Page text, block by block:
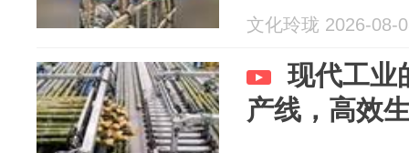
文化玲珑 2026-08-
现代工业
产线，高效